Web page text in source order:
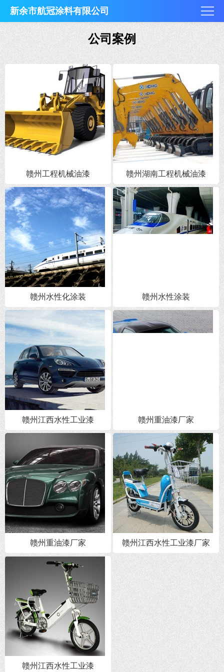
新余市航冠涂料有限公司
公司案例
赣州工程机械油漆 赣州湖南工程机械油漆
赣州水性化涂装 赣州水性涂装
赣州江西水性工业漆 赣州重油漆厂家
赣州重油漆厂家 赣州江西水性工业漆厂家
赣州江西水性工业漆